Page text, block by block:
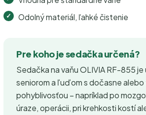
Odolný materiál, ľahké čistenie
Pre koho je sedačka určená?
Sedačka na vaňu OLIVIA RF-855 je
seniorom a ľuďom s dočasne alebo
pohyblivosťou – napríklad po
úraze, operácii, pri krehkosti kostí